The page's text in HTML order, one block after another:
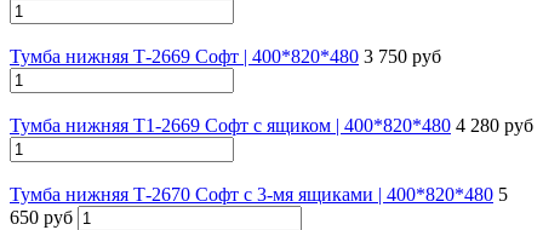
Тумба нижняя Т-2669 Софт | 400*820*480 3 750 руб
Тумба нижняя Т1-2669 Софт с ящиком | 400*820*480 4 280 руб
Тумба нижняя Т-2670 Софт с 3-мя ящиками | 400*820*480 5
650 руб